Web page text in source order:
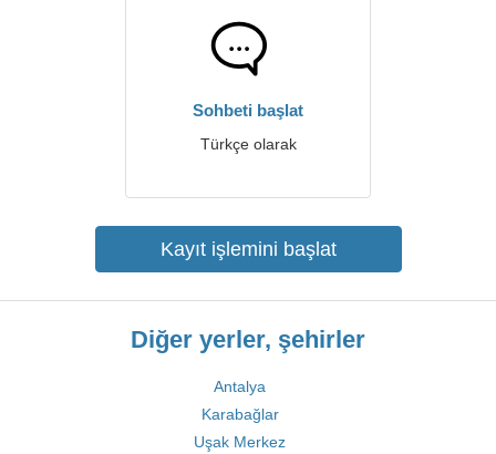
Sohbeti başlat
Türkçe olarak
Kayıt işlemini başlat
Diğer yerler, şehirler
Antalya
Karabağlar
Uşak Merkez